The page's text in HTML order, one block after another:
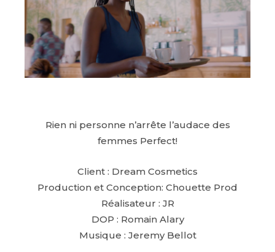
Rien ni personne n’arrête l’audace des
femmes Perfect!
Client : Dream Cosmetics
Production et Conception: Chouette Prod
Réalisateur : JR
DOP : Romain Alary
Musique : Jeremy Bellot